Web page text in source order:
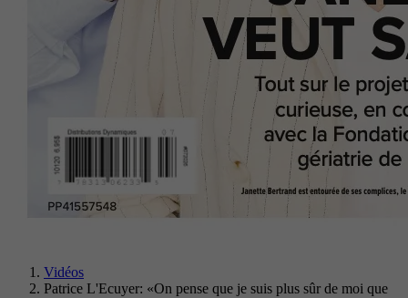
Vidéos
Patrice L'Ecuyer: «On pense que je suis plus sûr de moi que